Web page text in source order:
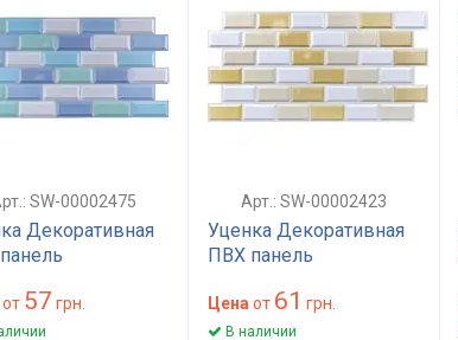
SW-00002475
Декоративная
от 57 грн.
Арт.: SW-00002423
Уценка Декоративная
ПВХ панель
00002423
Цена от 61 грн.
В наличии